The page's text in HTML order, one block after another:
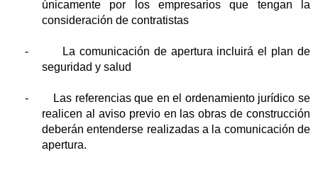
únicamente por los empresarios que tengan la
consideración de contratistas
-
La comunicación de apertura incluirá el plan de
seguridad y salud
-
Las referencias que en el ordenamiento jurídico se
realicen al aviso previo en las obras de construcción
deberán entenderse realizadas a la comunicación de
apertura.